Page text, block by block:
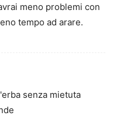
meno problemi con
tempo ad arare.
senza mietuta